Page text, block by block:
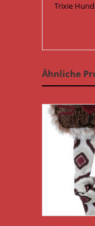
Trixie
Ähnliche